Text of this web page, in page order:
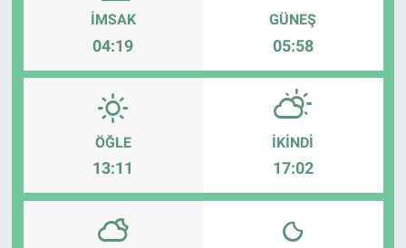
İMSAK
04:19
GÜNEŞ
05:58
ÖĞLE
13:11
İKINDI
17:02